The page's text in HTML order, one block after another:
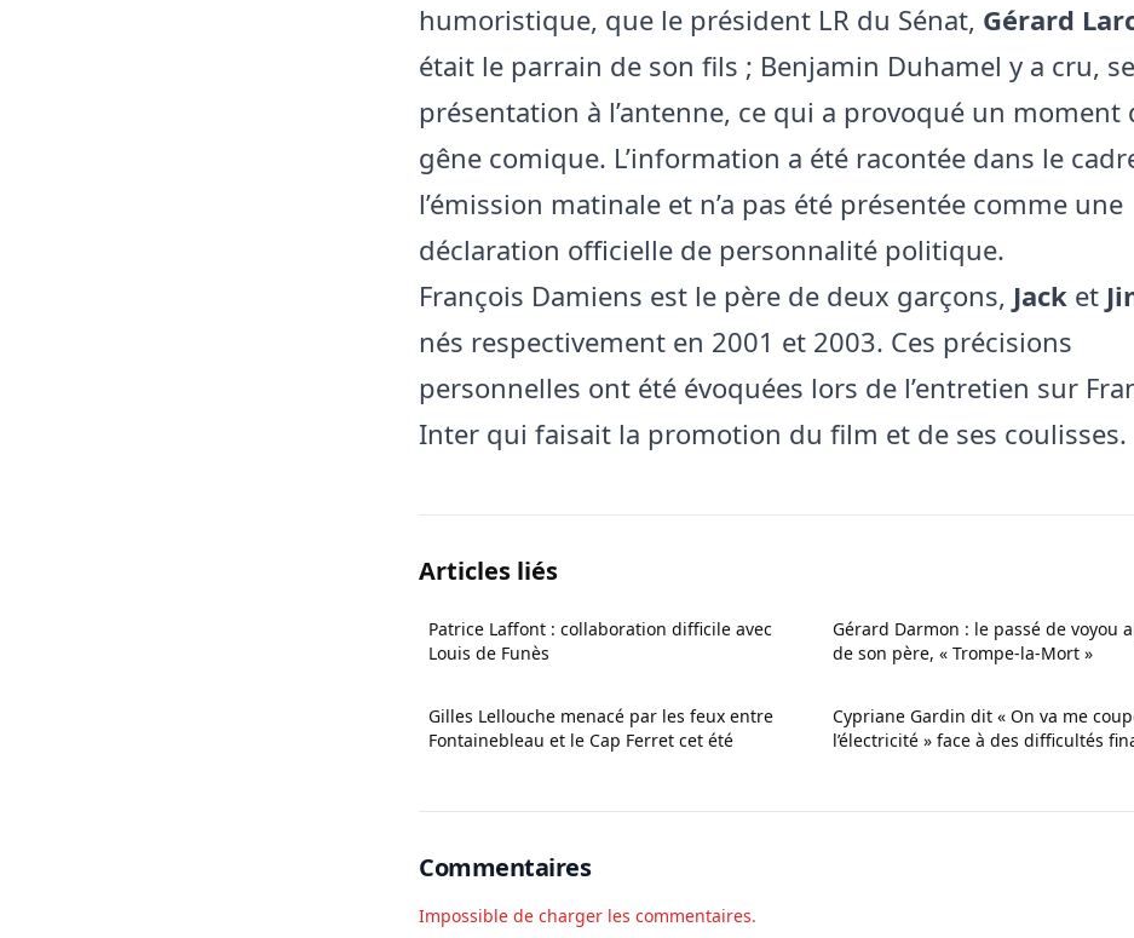
humoristique, que le président LR du Sénat, Gérard
était le parrain de son fils ; Benjamin Duhamel y a cru,
présentation à l’antenne, ce qui a provoqué un moment
gêne comique. L’information a été racontée dans le
l’émission matinale et n’a pas été présentée comme une
déclaration officielle de personnalité politique.
François Damiens est le père de deux garçons, Jack et
nés respectivement en 2001 et 2003. Ces précisions
personnelles ont été évoquées lors de l’entretien sur
Inter qui faisait la promotion du film et de ses coulisses.
Articles liés
Patrice Laffont : collaboration difficile avec
Louis de Funès
Gérard Darmon : le passé de voyou
de son père, « Trompe‑la‑Mort »
Gilles Lellouche menacé par les feux entre
Fontainebleau et le Cap Ferret cet été
Cypriane Gardin dit « On va me
l’électricité » face à des difficultés
Commentaires
Impossible de charger les commentaires.